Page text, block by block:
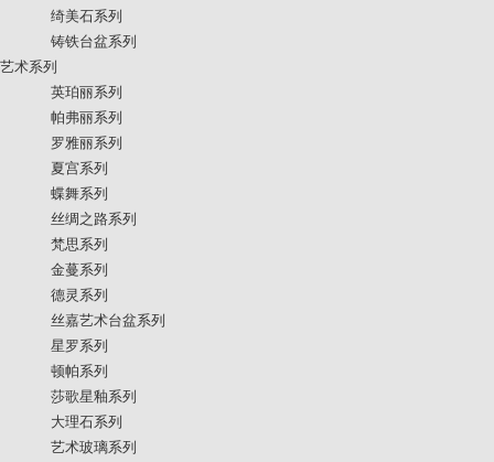
绮美石系列
铸铁台盆系列
艺术系列
英珀丽系列
帕弗丽系列
罗雅丽系列
夏宫系列
蝶舞系列
丝绸之路系列
梵思系列
金蔓系列
德灵系列
丝嘉艺术台盆系列
星罗系列
顿帕系列
莎歌星釉系列
大理石系列
艺术玻璃系列